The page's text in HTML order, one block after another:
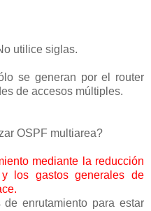
utilice siglas.
se generan por el router
de accesos múltiples.
OSPF multiarea?
mediante la reducción
los gastos generales de
enrutamiento para estar